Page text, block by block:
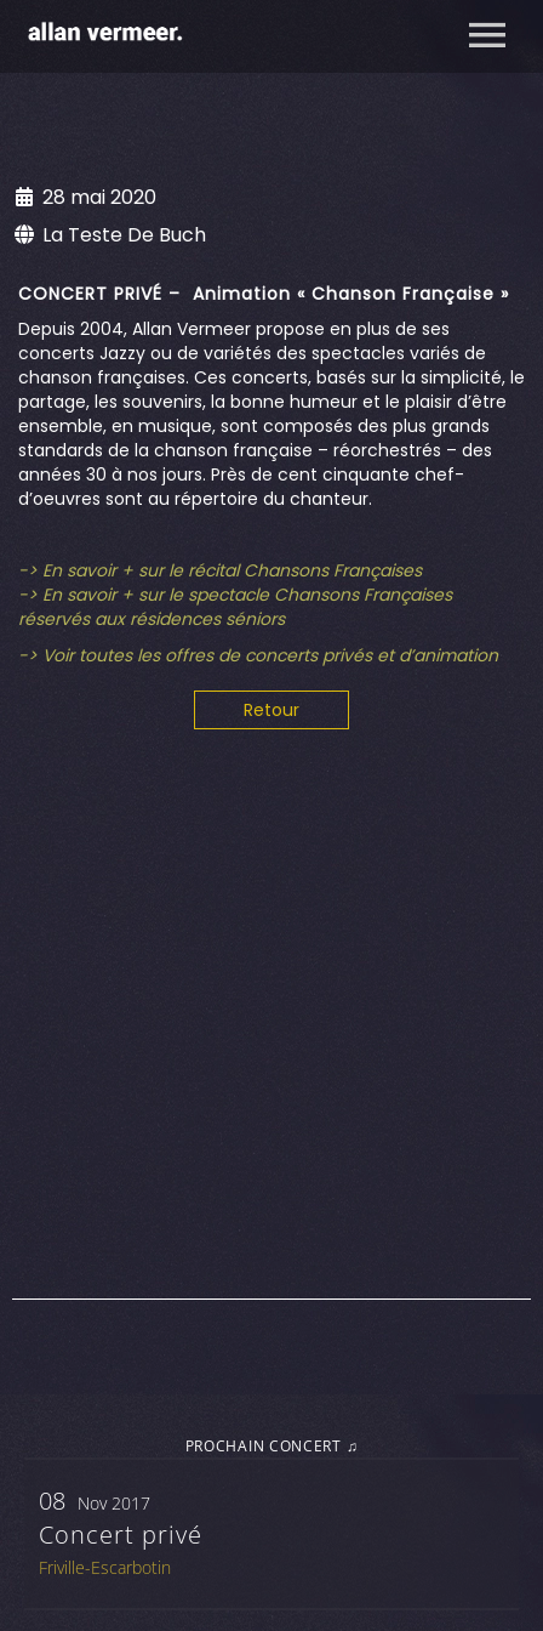
28 mai 2020
La Teste De Buch
CONCERT PRIVÉ – Animation « Chanson Française »
Depuis 2004, Allan Vermeer propose en plus de ses
concerts Jazzy ou de variétés des spectacles variés de
chanson françaises. Ces concerts, basés sur la simplicité, le
partage, les souvenirs, la bonne humeur et le plaisir d’être
ensemble, en musique, sont composés des plus grands
standards de la chanson française – réorchestrés – des
années 30 à nos jours. Près de cent cinquante chef-
d’oeuvres sont au répertoire du chanteur.
-> En savoir + sur le récital Chansons Françaises
-> En savoir + sur le spectacle Chansons Françaises
réservés aux résidences séniors
-> Voir toutes les offres de concerts privés et d’animation
Retour
PROCHAIN CONCERT ♫
08 Nov 2017
Concert privé
Friville-Escarbotin